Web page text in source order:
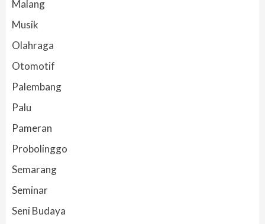
Malang
Musik
Olahraga
Otomotif
Palembang
Palu
Pameran
Probolinggo
Semarang
Seminar
Seni Budaya